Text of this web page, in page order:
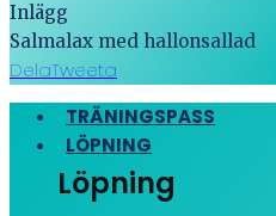
Inlägg
Salmalax med hallonsallad
DelaTweeta
TRÄNINGSPASS
LÖPNING
Löpning